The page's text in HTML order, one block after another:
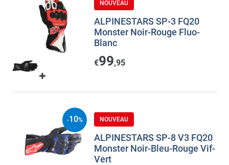
NOUVEAU
ALPINESTARS SP-3 FQ20
Monster Noir-Rouge Fluo-
Blanc
€99,95
NOUVEAU
ALPINESTARS SP-8 V3 FQ20
Monster Noir-Bleu-Rouge Vif-
Vert
-10%